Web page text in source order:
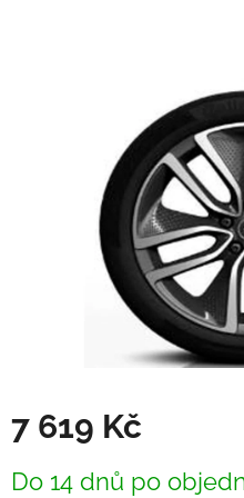
7 619 Kč
cena:
Do 14 dnů po